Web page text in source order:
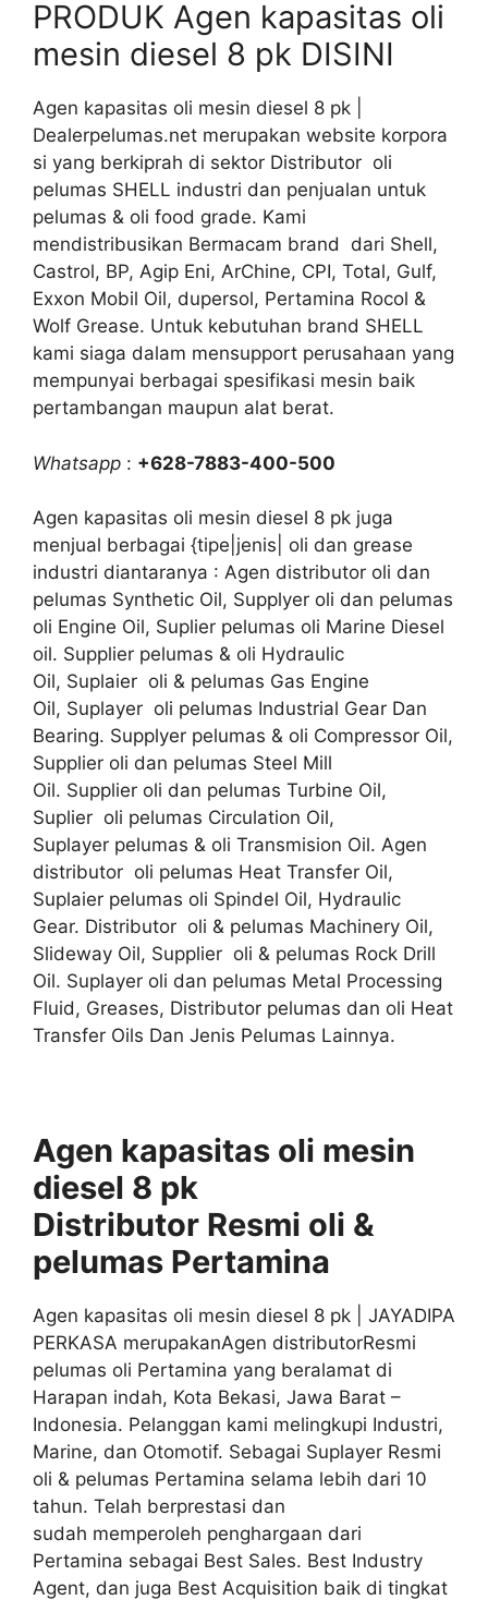
PRODUK Agen kapasitas oli
mesin diesel 8 pk DISINI
Agen kapasitas oli mesin diesel 8 pk |
Dealerpelumas.net merupakan website korpora
si yang berkiprah di sektor Distributor oli
pelumas SHELL industri dan penjualan untuk
pelumas & oli food grade. Kami
mendistribusikan Bermacam brand dari Shell,
Castrol, BP, Agip Eni, ArChine, CPI, Total, Gulf,
Exxon Mobil Oil, dupersol, Pertamina Rocol &
Wolf Grease. Untuk kebutuhan brand SHELL
kami siaga dalam mensupport perusahaan yang
mempunyai berbagai spesifikasi mesin baik
pertambangan maupun alat berat.
Whatsapp : +628-7883-400-500
Agen kapasitas oli mesin diesel 8 pk juga
menjual berbagai {tipe|jenis| oli dan grease
industri diantaranya : Agen distributor oli dan
pelumas Synthetic Oil, Supplyer oli dan pelumas
oli Engine Oil, Suplier pelumas oli Marine Diesel
oil. Supplier pelumas & oli Hydraulic
Oil, Suplaier oli & pelumas Gas Engine
Oil, Suplayer oli pelumas Industrial Gear Dan
Bearing. Supplyer pelumas & oli Compressor Oil,
Supplier oli dan pelumas Steel Mill
Oil. Supplier oli dan pelumas Turbine Oil,
Suplier oli pelumas Circulation Oil,
Suplayer pelumas & oli Transmision Oil. Agen
distributor oli pelumas Heat Transfer Oil,
Suplaier pelumas oli Spindel Oil, Hydraulic
Gear. Distributor oli & pelumas Machinery Oil,
Slideway Oil, Supplier oli & pelumas Rock Drill
Oil. Suplayer oli dan pelumas Metal Processing
Fluid, Greases, Distributor pelumas dan oli Heat
Transfer Oils Dan Jenis Pelumas Lainnya.
Agen kapasitas oli mesin
diesel 8 pk
Distributor Resmi oli &
pelumas Pertamina
Agen kapasitas oli mesin diesel 8 pk | JAYADIPA
PERKASA merupakanAgen distributorResmi
pelumas oli Pertamina yang beralamat di
Harapan indah, Kota Bekasi, Jawa Barat –
Indonesia. Pelanggan kami melingkupi Industri,
Marine, dan Otomotif. Sebagai Suplayer Resmi
oli & pelumas Pertamina selama lebih dari 10
tahun. Telah berprestasi dan
sudah memperoleh penghargaan dari
Pertamina sebagai Best Sales. Best Industry
Agent, dan juga Best Acquisition baik di tingkat